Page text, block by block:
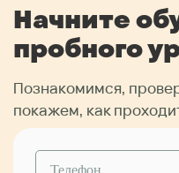
Начните
пробного
Познакомимся,
покажем, как